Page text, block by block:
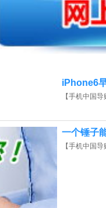
2026年8月7号_福建_林同学（
2026年8月7号_湖北_吴同学（
2026年8月7号_江苏_钟同学（
2026年8月7号_河北_江同学（
2026年8月7号_浙江_朱同学（
iPhone6
【手机中国
一个锤子
【手机中国